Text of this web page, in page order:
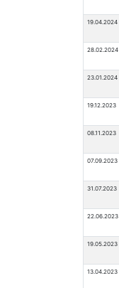
19.04.2024
28.02.2024
23.01.2024
19.12.2023
08.11.2023
07.09.2023
31.07.2023
22.06.2023
19.05.2023
13.04.2023